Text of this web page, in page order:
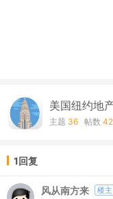
美国纽约地
主题 36 帖数 42
1回复
风从南方来 楼主